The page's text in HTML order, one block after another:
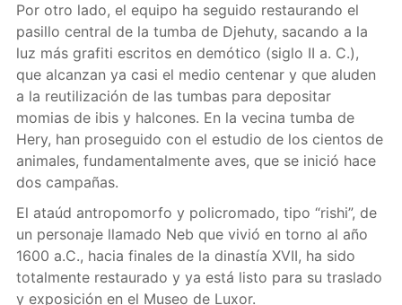
Por otro lado, el equipo ha seguido restaurando el
pasillo central de la tumba de Djehuty, sacando a la
luz más grafiti escritos en demótico (siglo II a. C.),
que alcanzan ya casi el medio centenar y que aluden
a la reutilización de las tumbas para depositar
momias de ibis y halcones. En la vecina tumba de
Hery, han proseguido con el estudio de los cientos de
animales, fundamentalmente aves, que se inició hace
dos campañas.
El ataúd antropomorfo y policromado, tipo “rishi”, de
un personaje llamado Neb que vivió en torno al año
1600 a.C., hacia finales de la dinastía XVII, ha sido
totalmente restaurado y ya está listo para su traslado
y exposición en el Museo de Luxor.